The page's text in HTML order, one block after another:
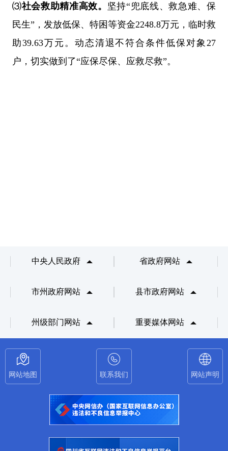
⑶社会救助精准高效。 坚持“兜底线、救急难、保
民生”，发放低保、特困等资金2248.8万元，临时救
助39.63万元。动态清退不符合条件低保对象27
户，切实做到了“应保尽保、应救尽救”。
中央人民政府 省政府网站
市州政府网站 县市政府网站
州级部门网站 重要媒体网站
网站地图 联系我们 网站声明